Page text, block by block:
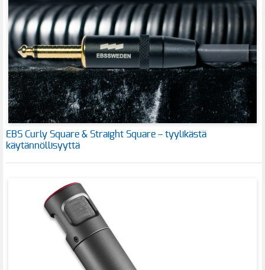
EBS Curly Square & Straight Square – tyylikästä
käytännöllisyyttä